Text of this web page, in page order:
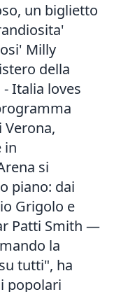
un biglietto
Milly
della
Italia loves
in
si
piano: dai
Grigolo e
Patti Smith —
la
tutti", ha
popolari